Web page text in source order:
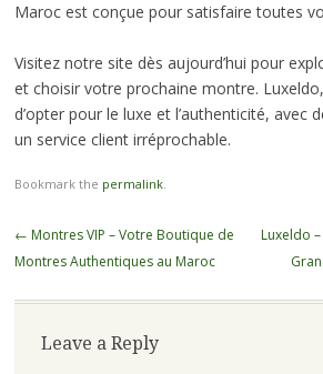
Maroc est conçue pour satisfaire toutes
Visitez notre site dès aujourd’hui pour
et choisir votre prochaine montre. Luxeldo,
d’opter pour le luxe et l’authenticité, avec
un service client irréprochable.
Bookmark the permalink.
Post
navigation
← Montres VIP – Votre Boutique de
Montres Authentiques au Maroc
Luxeldo
Leave a Reply